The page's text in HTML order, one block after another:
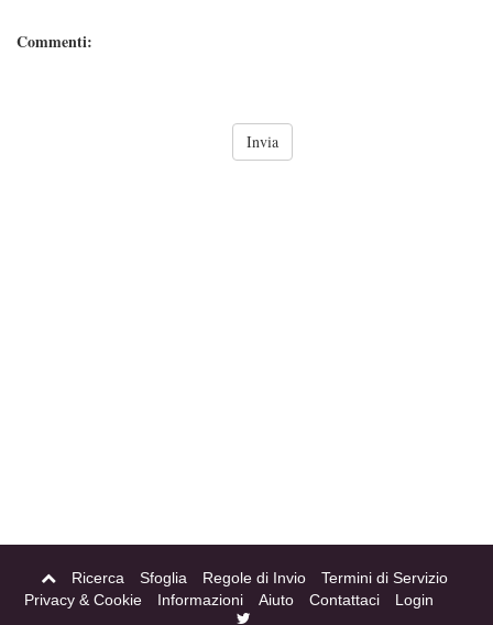
Commenti:
Ricerca Sfoglia Regole di Invio
Termini di Servizio
Privacy & Cookie
Informazioni Aiuto Contattaci Login